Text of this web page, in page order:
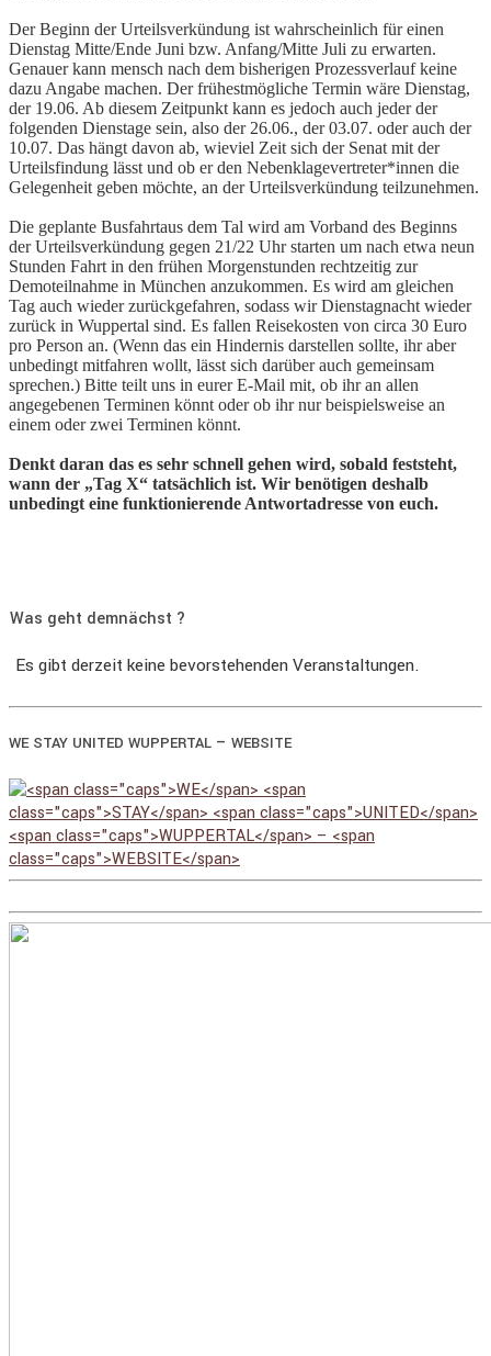
Der Beginn der Urteilsverkündung ist wahrscheinlich für einen
Dienstag Mitte/Ende Juni bzw. Anfang/Mitte Juli zu erwarten.
Genauer kann mensch nach dem bisherigen Prozessverlauf keine
dazu Angabe machen. Der frühestmögliche Termin wäre Dienstag,
der 19.06. Ab diesem Zeitpunkt kann es jedoch auch jeder der
folgenden Dienstage sein, also der 26.06., der 03.07. oder auch der
10.07. Das hängt davon ab, wieviel Zeit sich der Senat mit der
Urteilsfindung lässt und ob er den Nebenklagevertreter*innen die
Gelegenheit geben möchte, an der Urteilsverkündung teilzunehmen.
Die geplante Busfahrtaus dem Tal wird am Vorband des Beginns
der Urteilsverkündung gegen 21/22 Uhr starten um nach etwa neun
Stunden Fahrt in den frühen Morgenstunden rechtzeitig zur
Demoteilnahme in München anzukommen. Es wird am gleichen
Tag auch wieder zurückgefahren, sodass wir Dienstagnacht wieder
zurück in Wuppertal sind. Es fallen Reisekosten von circa 30 Euro
pro Person an. (Wenn das ein Hindernis darstellen sollte, ihr aber
unbedingt mitfahren wollt, lässt sich darüber auch gemeinsam
sprechen.) Bitte teilt uns in eurer E-Mail mit, ob ihr an allen
angegebenen Terminen könnt oder ob ihr nur beispielsweise an
einem oder zwei Terminen könnt.
Denkt daran das es sehr schnell gehen wird, sobald feststeht,
wann der „Tag X“ tatsächlich ist. Wir benötigen deshalb
unbedingt eine funktionierende Antwortadresse von euch.
Was geht demnächst ?
Es gibt derzeit keine bevorstehenden Veranstaltungen.
WE STAY UNITED WUPPERTAL – WEBSITE